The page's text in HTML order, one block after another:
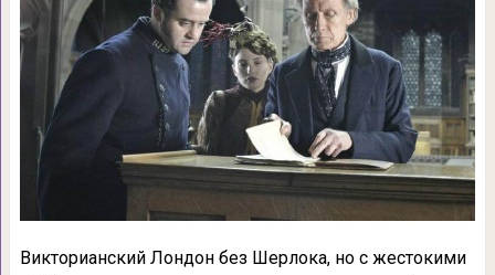
Викторианский Лондон без Шерлока, но с жестокими